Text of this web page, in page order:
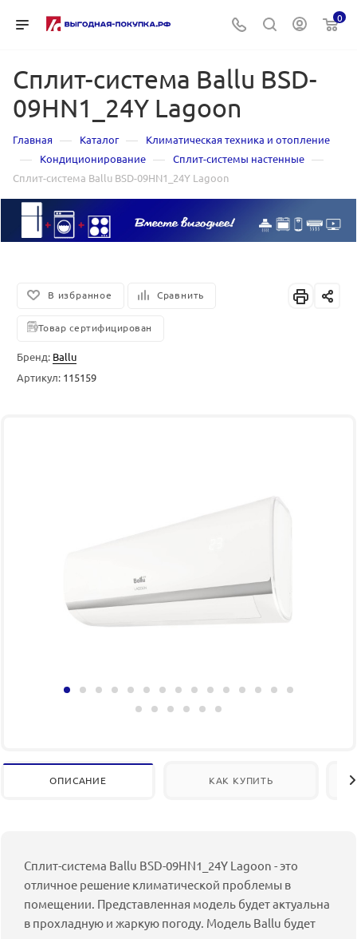
0
Сплит-система Ballu BSD-
09HN1_24Y Lagoon
Главная — Каталог — Климатическая техника и отопление
— Кондиционирование — Сплит-системы настенные —
Сплит-система Ballu BSD-09HN1_24Y Lagoon
В избранное Сравнить
Товар сертифицирован
Бренд: Ballu
Артикул: 115159
ОПИСАНИЕ КАК КУПИТЬ
Сплит-система Ballu BSD-09HN1_24Y Lagoon - это
отличное решение климатической проблемы в
помещении. Представленная модель будет актуальна
в прохладную и жаркую погоду. Модель Ballu будет